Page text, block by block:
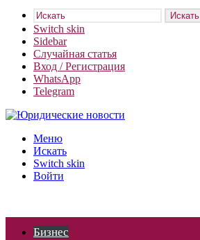
Искать
Switch skin
Sidebar
Случайная статья
Вход / Регистрация
WhatsApp
Telegram
Меню
Искать
Switch skin
Войти
Бизнес